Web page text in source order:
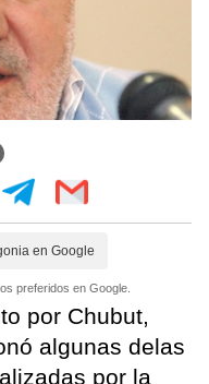
en Google
preferidos en Google.
por Chubut,
algunas delas
por la